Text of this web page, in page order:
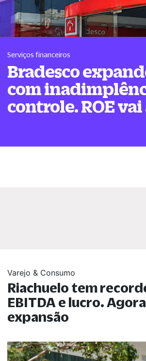
Serviços financeiros
Bradesco
com
controle. ROE vai
Varejo & Consumo
Riachuelo tem
EBITDA e lucro.
expansão